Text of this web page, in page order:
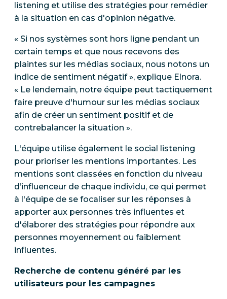
listening et utilise des stratégies pour remédier
à la situation en cas d'opinion négative.
« Si nos systèmes sont hors ligne pendant un
certain temps et que nous recevons des
plaintes sur les médias sociaux, nous notons un
indice de sentiment négatif », explique Elnora.
« Le lendemain, notre équipe peut tactiquement
faire preuve d'humour sur les médias sociaux
afin de créer un sentiment positif et de
contrebalancer la situation ».
L'équipe utilise également le social listening
pour prioriser les mentions importantes. Les
mentions sont classées en fonction du niveau
d’influenceur de chaque individu, ce qui permet
à l'équipe de se focaliser sur les réponses à
apporter aux personnes très influentes et
d'élaborer des stratégies pour répondre aux
personnes moyennement ou faiblement
influentes.
Recherche de contenu généré par les
utilisateurs pour les campagnes